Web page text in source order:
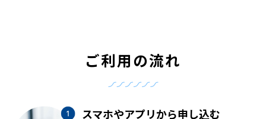
ご利用の流れ
スマホやアプリから申し込む